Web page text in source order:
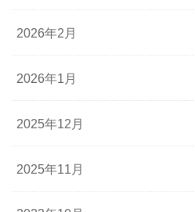
2026年2月
2026年1月
2025年12月
2025年11月